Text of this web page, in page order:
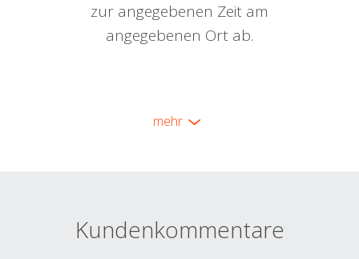
zur angegebenen Zeit am
angegebenen Ort ab.
mehr
Kundenkommentare